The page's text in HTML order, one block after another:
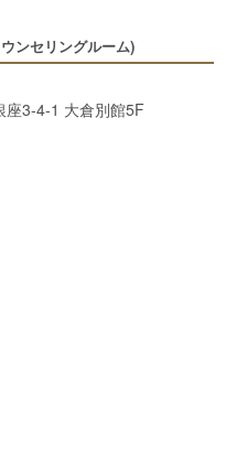
ンセリングルーム)
座3-4-1 大倉別館5F